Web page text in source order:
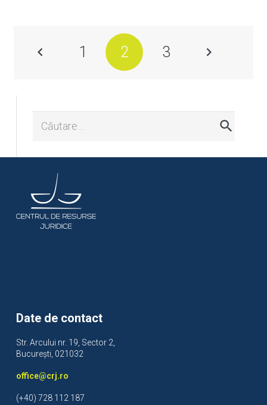
1 2 3
Date de contact
Str. Arcului nr. 19, Sector 2,
București, 021032
office@crj.ro
(+40) 728 112 187